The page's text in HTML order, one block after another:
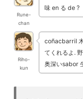
Rune-
chan
味 en る de ?
Riho-
kun
coñacbarril
てくれるよ.
奥深いsabor